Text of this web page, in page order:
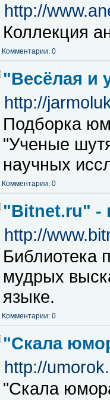
http://
Коллекция
Комментарии: 0
"Весёлая и
http://
Подборка
"Ученые
научных
Комментарии: 0
"Bitnet.ru" -
http://
Библиотека
мудрых
языке.
Комментарии: 0
"Скала
http://
"Скала